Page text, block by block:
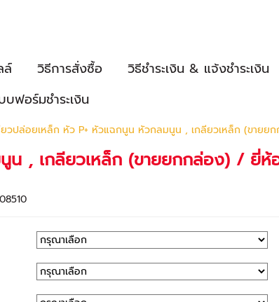
ล์ วิธีการสั่งซื้อ วิธีชำระเงิน & แจ้งชำระเงิน
บฟอร์มชำระเงิน
วปล่อยเหล็ก หัว P+ หัวแฉกนูน หัวกลมนูน , เกลียวเหล็ก (ขายย
น , เกลียวเหล็ก (ขายยกกล่อง) / ยี่ห้